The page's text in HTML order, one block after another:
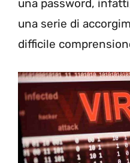
una password,
una serie di
difficile